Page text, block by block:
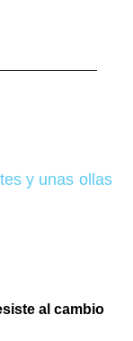
al cambio